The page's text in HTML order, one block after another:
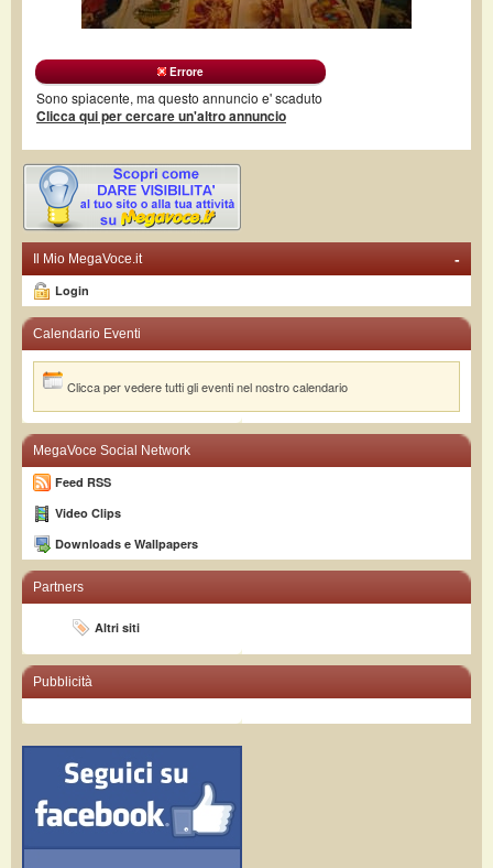
Errore
Sono spiacente, ma questo annuncio e' scaduto
Clicca qui per cercare un'altro annuncio
-
Il Mio MegaVoce.it
Login
Calendario Eventi
Clicca per vedere tutti gli eventi nel nostro calendario
MegaVoce Social Network
Feed RSS
Video Clips
Downloads e Wallpapers
Partners
Altri siti
Pubblicità